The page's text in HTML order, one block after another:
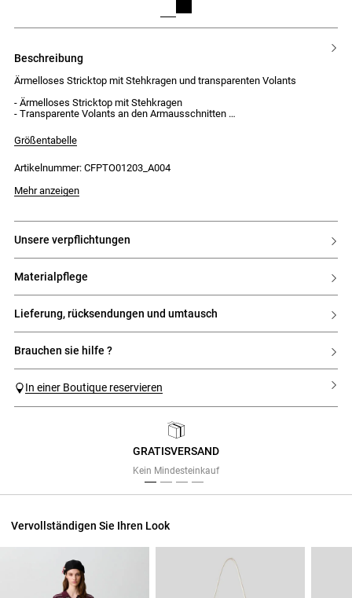
beschreibung
Ärmelloses Stricktop mit Stehkragen und transparenten Volants
- Ärmelloses Stricktop mit Stehkragen
- Transparente Volants an den Armausschnitten
- Blickdichte Kanten am Saum
- Körpernahe Passform
Größentabelle
Artikelnummer: CFPTO01203_A004
Das Model ist 179 cm groß und trägt Größe 32
Mehr anzeigen
unsere verpflichtungen
materialpflege
lieferung, rücksendungen und umtausch
brauchen sie hilfe ?
In einer Boutique reservieren
GRATISVERSAND
Kein Mindesteinkauf
Vervollständigen Sie Ihren Look